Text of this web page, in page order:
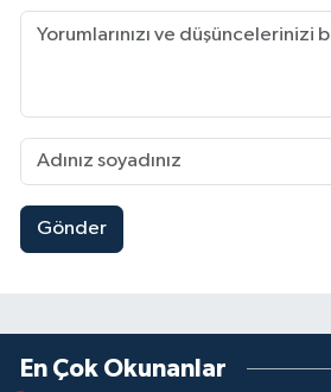
Gönder
En Çok Okunanlar